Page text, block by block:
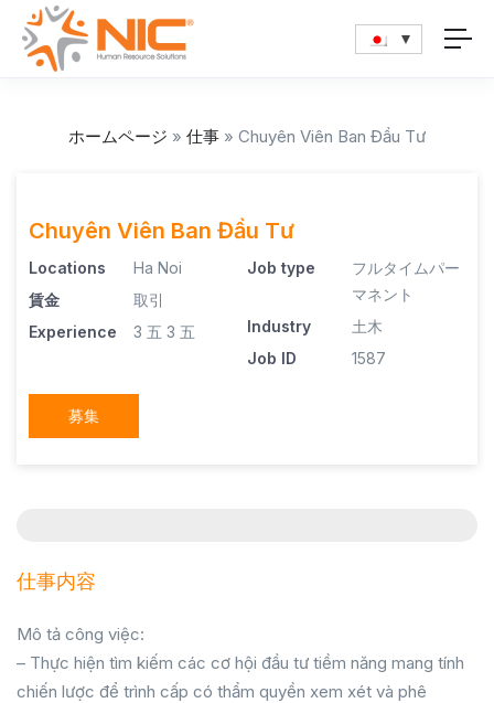
ホームページ » 仕事 » Chuyên Viên Ban Đầu Tư
Chuyên Viên Ban Đầu Tư
Locations
Ha Noi
賃金
取引
Experience
3 五 3 五
Job type
フルタイムパー
マネント
Industry
土木
Job ID
1587
募集
仕事内容
Mô tả công việc:
– Thực hiện tìm kiếm các cơ hội đầu tư tiềm năng mang tính
chiến lược để trình cấp có thẩm quyền xem xét và phê